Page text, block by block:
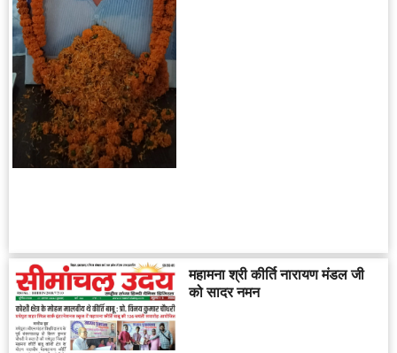
महामना श्री कीर्ति नारायण मंडल जी
को सादर नमन